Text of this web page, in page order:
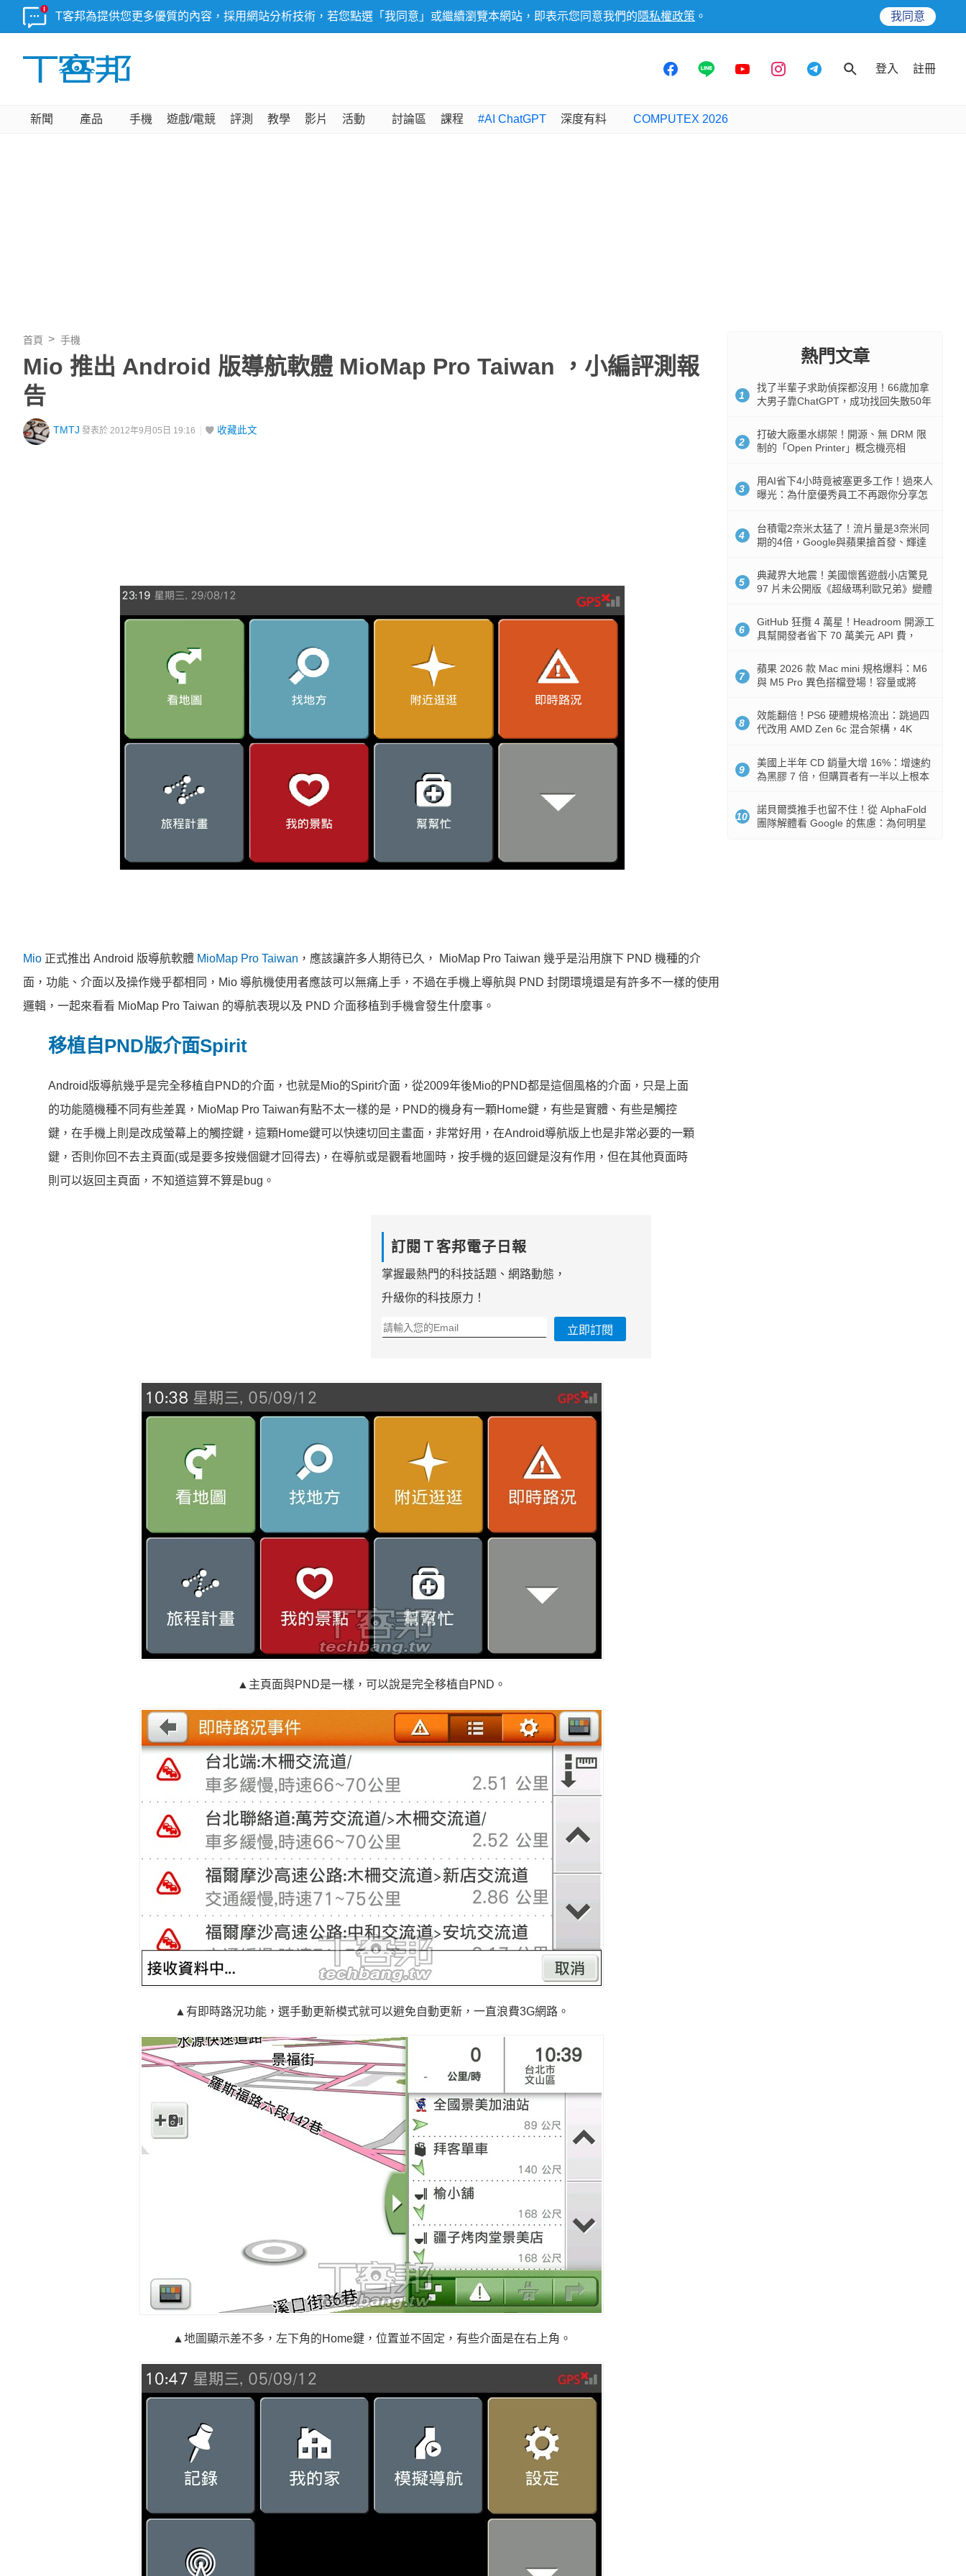
T客邦為提供您更多優質的內容，採用網站分析技術，若您點選「我同意」或繼續瀏覽本網站，即表示您同意我們的 隱私權政策 。 我同意
登入 註冊
新聞 產品 手機 遊戲/電競 評測 教學 影片 活動 討論區 課程 #AI ChatGPT 深度有料 COMPUTEX 2026
首頁 手機
Mio 推出 Android 版導航軟體 MioMap Pro Taiwan ，小編評測報
告
TMTJ 發表於 2012年9月05日 19:16 收藏此文
Mio 正式推出 Android 版導航軟體 MioMap Pro Taiwan ，應該讓許多人期待已久， MioMap Pro Taiwan 幾乎是沿用旗下 PND 機種的介
面，功能、介面以及操作幾乎都相同，Mio 導航機使用者應該可以無痛上手，不過在手機上導航與 PND 封閉環境還是有許多不一樣的使用
邏輯，一起來看看 MioMap Pro Taiwan 的導航表現以及 PND 介面移植到手機會發生什麼事。
移植自PND版介面Spirit
Android版導航幾乎是完全移植自PND的介面，也就是Mio的Spirit介面，從2009年後Mio的PND都是這個風格的介面，只是上面
的功能隨機種不同有些差異，MioMap Pro Taiwan有點不太一樣的是，PND的機身有一顆Home鍵，有些是實體、有些是觸控
鍵，在手機上則是改成螢幕上的觸控鍵，這顆Home鍵可以快速切回主畫面，非常好用，在Android導航版上也是非常必要的一顆
鍵，否則你回不去主頁面(或是要多按幾個鍵才回得去)，在導航或是觀看地圖時，按手機的返回鍵是沒有作用，但在其他頁面時
則可以返回主頁面，不知道這算不算是bug。
訂閱Ｔ客邦電子日報
掌握最熱門的科技話題、網路動態，
升級你的科技原力！
立即訂閱
▲主頁面與PND是一樣，可以說是完全移植自PND。
▲有即時路況功能，選手動更新模式就可以避免自動更新，一直浪費3G網路。
▲地圖顯示差不多，左下角的Home鍵，位置並不固定，有些介面是在右上角。
熱門文章
1
找了半輩子求助偵探都沒用！66歲加拿
大男子靠ChatGPT，成功找回失散50年
2
打破大廠墨水綁架！開源、無 DRM 限
制的「Open Printer」概念機亮相
3
用AI省下4小時竟被塞更多工作！過來人
曝光：為什麼優秀員工不再跟你分享怎
4
台積電2奈米太猛了！流片量是3奈米同
期的4倍，Google與蘋果搶首發、輝達
5
典藏界大地震！美國懷舊遊戲小店驚見
97 片未公開版《超級瑪利歐兄弟》變體
6
GitHub 狂攬 4 萬星！Headroom 開源工
具幫開發者省下 70 萬美元 API 費，
7
蘋果 2026 款 Mac mini 規格爆料：M6
與 M5 Pro 異色搭檔登場！容量或將
8
效能翻倍！PS6 硬體規格流出：跳過四
代改用 AMD Zen 6c 混合架構，4K
9
美國上半年 CD 銷量大增 16%：增速約
為黑膠 7 倍，但購買者有一半以上根本
10
諾貝爾獎推手也留不住！從 AlphaFold
團隊解體看 Google 的焦慮：為何明星